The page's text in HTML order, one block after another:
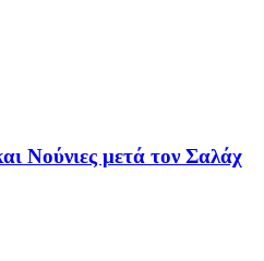
Νούνιες μετά τον Σαλάχ